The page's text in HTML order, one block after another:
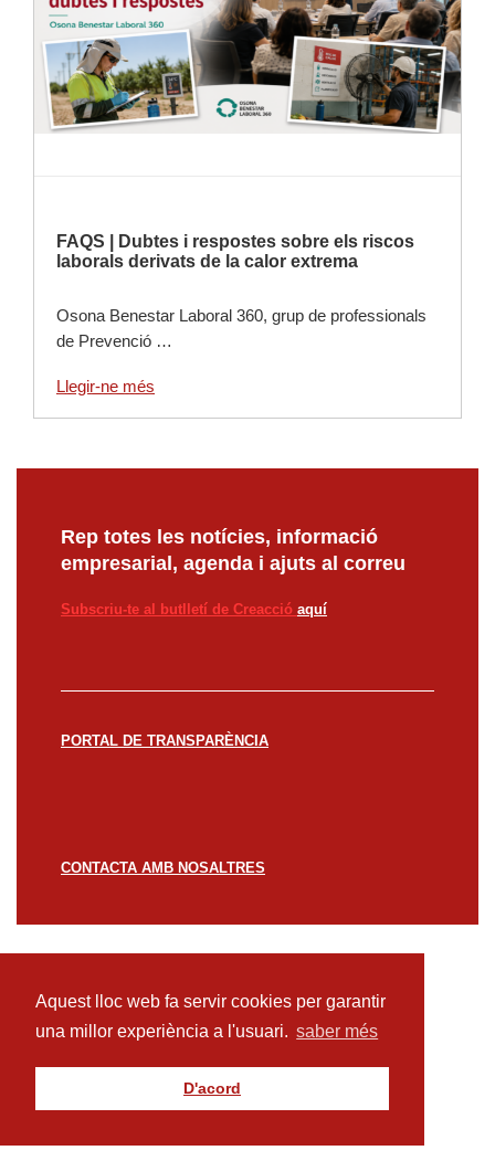
Aquest lloc web fa servir cookies per garantir
una millor experiència a l'usuari. saber més
D'acord
FAQS | Dubtes i respostes sobre els riscos
laborals derivats de la calor extrema
Osona Benestar Laboral 360, grup de professionals
de Prevenció …
Llegir-ne més
Rep totes les notícies, informació
empresarial, agenda i ajuts al correu
Subscriu-te al butlletí de Creacció aquí
PORTAL DE TRANSPARÈNCIA
CONTACTA AMB NOSALTRES